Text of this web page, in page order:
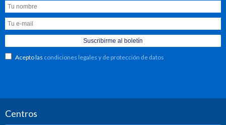
Acepto las condiciones legales y de protección de datos
Centros